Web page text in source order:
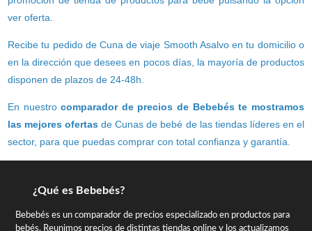
ver oferta.
Recibe tu pedido de Cuna de viaje Smooth Asalvo en tu domicilio o
en la dirección que desees en pocos días, la mayoría de productos
disponen de plazos de 24-48h.
En nuestrocomparador de precios de Bebebés te mostramos
las mejores ofertas de Cunas de bebé de las tiendas líderes en el
sector, para que puedas comprar con total confianza y garantía.
¿Qué es Bebebés?
Bebebés es un comparador de precios especializado en productos para
bebés. Reunimos precios de distintas tiendas online y los actualizamos